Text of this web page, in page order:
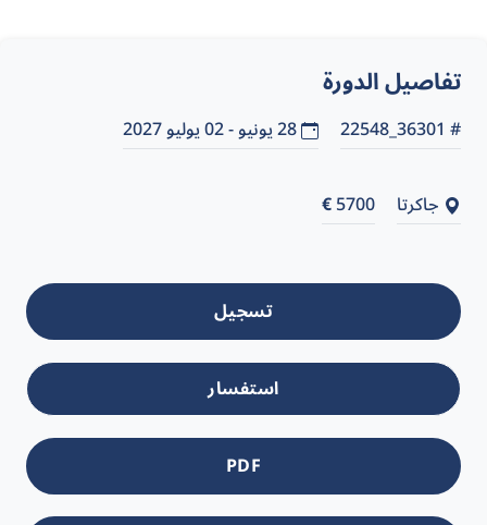
تفاصيل الدورة
# 36301_22548 28 يونيو - 02 يوليو 2027
جاكرتا 5700
€
تسجيل
استفسار
PDF